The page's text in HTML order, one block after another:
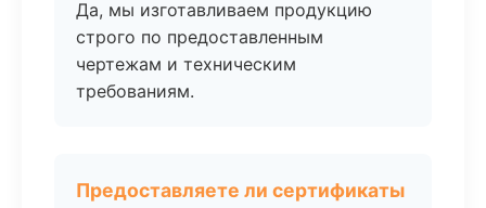
Да, мы изготавливаем продукцию
строго по предоставленным
чертежам и техническим
требованиям.
Предоставляете ли сертификаты